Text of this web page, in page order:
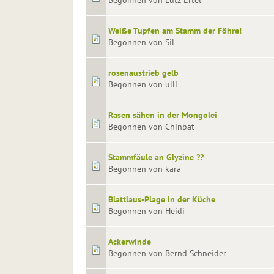
Weiße Tupfen am Stamm der Föhre!
Begonnen von Sil
rosenaustrieb gelb
Begonnen von ulli
Rasen sähen in der Mongolei
Begonnen von Chinbat
Stammfäule an Glyzine ??
Begonnen von kara
Blattlaus-Plage in der Küche
Begonnen von Heidi
Ackerwinde
Begonnen von Bernd Schneider